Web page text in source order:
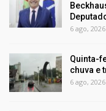
6 ago, 2026
Quinta-
chuva e
6 ago, 2026